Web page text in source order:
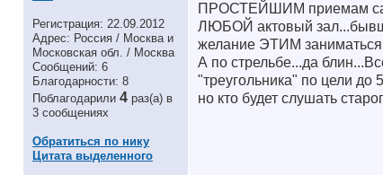
Регистрация: 22.09.2012
Адрес: Россия / Москва и
Московская обл. / Москва
Сообщений: 6
Благодарности: 8
Поблагодарили 4 раз(а) в
3 сообщениях
Обратиться по нику
Цитата выделенного
ПРОСТЕЙШИМ приемам
ЛЮБОЙ актовый
желание ЭТИМ
А по стрельбе...да
"треугольника" по цели до
но кто будет слушать